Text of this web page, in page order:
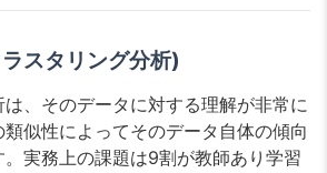
スタリング分析)
、そのデータに対する理解が非常に
似性によってそのデータ自体の傾向
実務上の課題は9割が教師あり学習